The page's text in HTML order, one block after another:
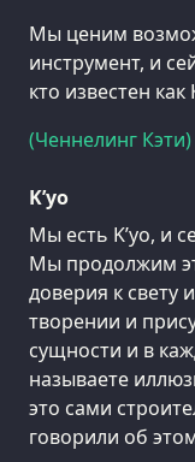
Мы ценим
инструмент, и
кто известен
(Ченнелинг Кэти)
K’уо
Мы есть K’уо, и
Мы продолжим
доверия к свету
творении и
сущности и в
называете
это сами
говорили об